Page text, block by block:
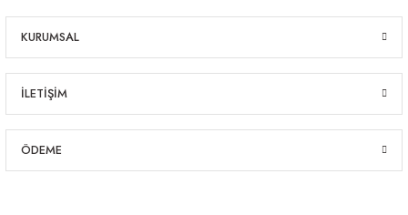
KURUMSAL
İLETİŞİM
ÖDEME